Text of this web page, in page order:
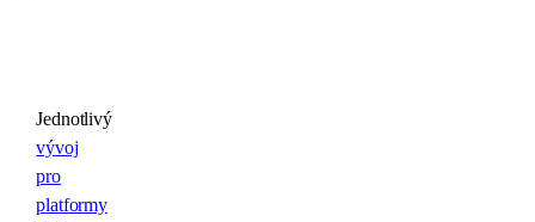
Jednotlivý
vývoj
pro
platformy